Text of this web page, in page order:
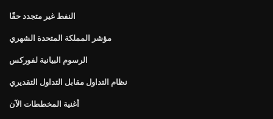
النفط غير متجدد حقًا
مؤشر المملكة المتحدة الشهري
الرسوم البيانية لفوركس
نظام التداول مقابل التداول التقديري
أغنية المخططات الآن